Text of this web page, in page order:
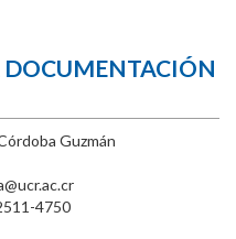
Guzmán
4750